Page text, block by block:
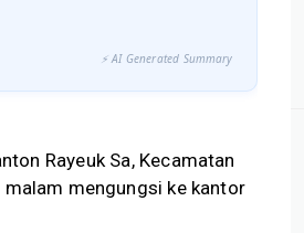
⚡ AI Generated Summary
Rayeuk Sa, Kecamatan
mengungsi ke kantor